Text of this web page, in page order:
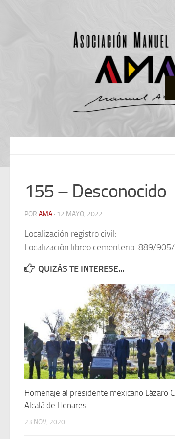
155 – Desconocido
POR AMA · 12 MAYO, 2022
Localización registro civil:
Localización libreo cementerio: 889/
QUIZÁS TE INTERESE...
Homenaje al presidente mexicano Lázaro
Alcalá de Henares
23 NOV, 2020